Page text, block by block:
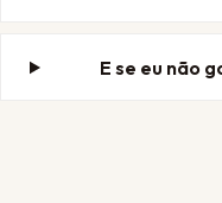
E se eu não